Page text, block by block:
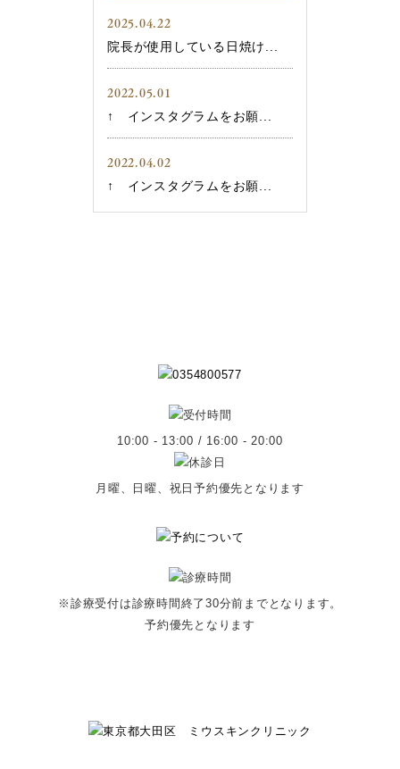
2025.04.22
院長が使用している日焼け...
2022.05.01
↑ インスタグラムをお願...
2022.04.02
↑ インスタグラムをお願...
10:00 - 13:00 / 16:00 - 20:00
月曜、日曜、祝日予約優先となります
※診療受付は診療時間終了30分前までとなります。
予約優先となります